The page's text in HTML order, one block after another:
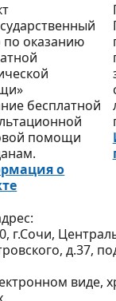
по оказанию
бесплатной
помощи
о
г.Сочи,
д.37,
виде,